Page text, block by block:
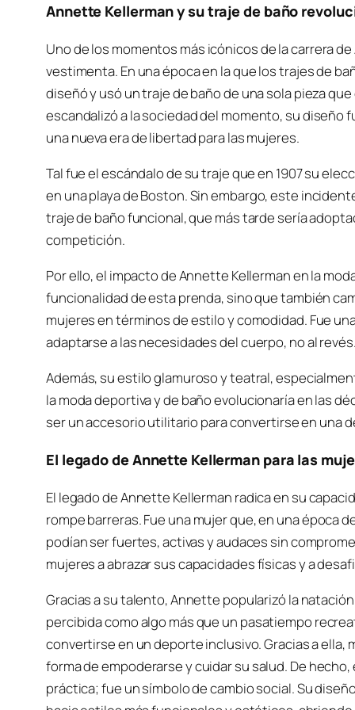
Annette Kellerman y su traje de baño
Uno de los momentos más icónicos de la carrera
vestimenta. En una época en la que los trajes de
diseñó y usó un traje de baño de una sola pieza
escandalizó a la sociedad del momento, su diseño
una nueva era de libertad para las mujeres.
Tal fue el escándalo de su traje que en 1907 su
en una playa de Boston. Sin embargo, este
traje de baño funcional, que más tarde sería
competición.
Por ello, el impacto de Annette Kellerman en la
funcionalidad de esta prenda, sino que también
mujeres en términos de estilo y comodidad. Fue
adaptarse a las necesidades del cuerpo, no al
Además, su estilo glamuroso y teatral,
la moda deportiva y de baño evolucionaría en las
ser un accesorio utilitario para convertirse en una
El legado de Annette Kellerman para las
El legado de Annette Kellerman radica en su
rompe barreras. Fue una mujer que, en una época
podían ser fuertes, activas y audaces sin
mujeres a abrazar sus capacidades físicas y a
Gracias a su talento, Annette popularizó la
percibida como algo más que un pasatiempo
convertirse en un deporte inclusivo. Gracias a ella,
forma de empoderarse y cuidar su salud. De
práctica; fue un símbolo de cambio social. Su